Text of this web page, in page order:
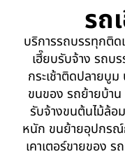
รถ
บริการรถบรรทุกติด
เฮี๊ยบรับจ้าง รถบ
กระเช้าติดปลายบู
ขนของ รถย้ายบ้า
รับจ้างขนต้นไม้ล้อ
หนัก ขนย้ายอุปกรณ์
เคาเตอร์ขายของ